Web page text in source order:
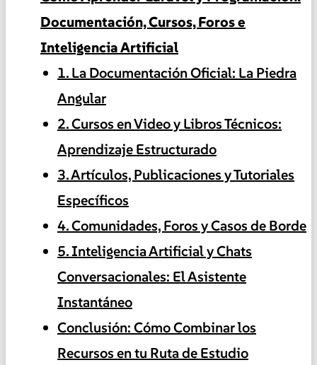
Documentación, Cursos, Foros e
Inteligencia Artificial
1. La Documentación Oficial: La Piedra
Angular
2. Cursos en Video y Libros Técnicos:
Aprendizaje Estructurado
3. Artículos, Publicaciones y Tutoriales
Específicos
4. Comunidades, Foros y Casos de Borde
5. Inteligencia Artificial y Chats
Conversacionales: El Asistente
Instantáneo
Conclusión: Cómo Combinar los
Recursos en tu Ruta de Estudio